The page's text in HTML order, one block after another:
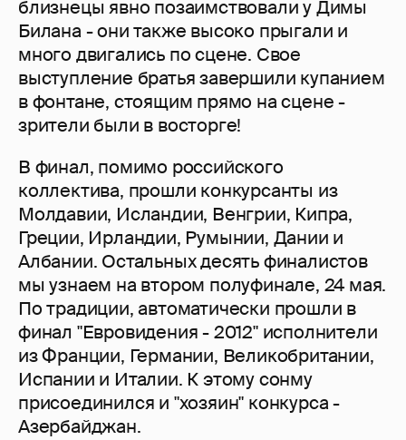
близнецы явно позаимствовали у Димы
Билана - они также высоко прыгали и
много двигались по сцене. Свое
выступление братья завершили купанием
в фонтане, стоящим прямо на сцене -
зрители были в восторге!
В финал, помимо российского
коллектива, прошли конкурсанты из
Молдавии, Исландии, Венгрии, Кипра,
Греции, Ирландии, Румынии, Дании и
Албании. Остальных десять финалистов
мы узнаем на втором полуфинале, 24 мая.
По традиции, автоматически прошли в
финал "Евровидения - 2012" исполнители
из Франции, Германии, Великобритании,
Испании и Италии. К этому сонму
присоединился и "хозяин" конкурса -
Азербайджан.